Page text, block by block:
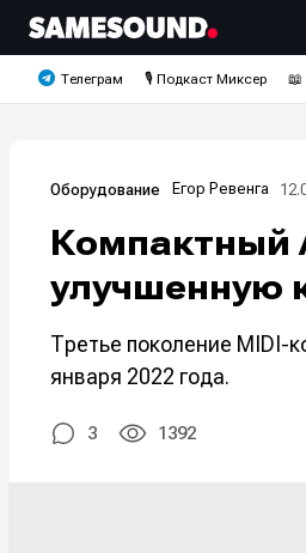
Телеграм 🎙️ Подкаст Миксер 📖
Оборудование Егор Ревенга
Компактный
улучшенную
Третье поколение MIDI-
января 2022 года.
3 1392